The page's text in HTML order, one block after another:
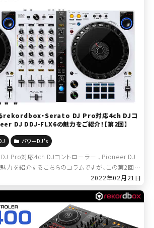
るrekordbox・Serato DJ Pro対応4ch DJコ
DJ DDJ-FLX6の魅力をご紹介！【第2回】
パワーDJ's
Pro対応4ch DJコントローラー 、Pioneer DJ
力を紹介するこちらのコラムですが、この第2回で
2022年02月21日